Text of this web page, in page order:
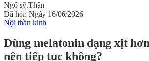
Ngô sỹ.Thận
Đã hỏi: Ngày 16/06/2026
Nội thần kinh
Dùng melatonin dạng xịt
nên tiếp tục không?